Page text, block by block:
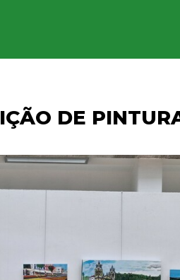
DE